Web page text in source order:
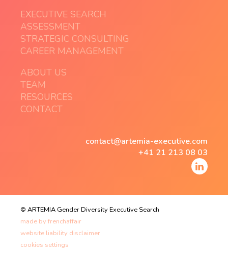
EXECUTIVE SEARCH
ASSESSMENT
STRATEGIC CONSULTING
CAREER MANAGEMENT
ABOUT US
TEAM
RESOURCES
CONTACT
contact@artemia-executive.com
+41 21 213 08 03
© ARTEMIA Gender Diversity Executive Search
made by frenchaffair
website liability disclaimer
cookies settings